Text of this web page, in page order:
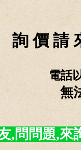
詢 價 請
電話
無
,問問題,來